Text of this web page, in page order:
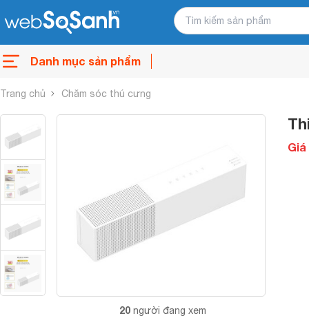
Danh mục sản phẩm
Trang chủ Chăm sóc thú cưng
20 người đang xem